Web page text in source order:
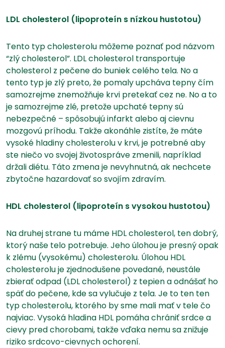
LDL cholesterol (lipoproteín s nízkou hustotou)
Tento typ cholesterolu môžeme poznať pod názvom
“zlý cholesterol”. LDL cholesterol transportuje
cholesterol z pečene do buniek celého tela. No a
tento typ je zlý preto, že pomaly upcháva tepny čím
samozrejme znemožňuje krvi pretekať cez ne. No a to
je samozrejme zlé, pretože upchaté tepny sú
nebezpečné – spôsobujú infarkt alebo aj cievnu
mozgovú príhodu. Takže akonáhle zistíte, že máte
vysoké hladiny cholesterolu v krvi, je potrebné aby
ste niečo vo svojej životospráve zmenili, napríklad
držali diétu. Táto zmena je nevyhnutná, ak nechcete
zbytočne hazardovať so svojím zdravím.
HDL cholesterol (lipoproteín s vysokou hustotou)
Na druhej strane tu máme HDL cholesterol, ten dobrý,
ktorý naše telo potrebuje. Jeho úlohou je presný opak
k zlému (vysokému) cholesterolu. Úlohou HDL
cholesterolu je zjednodušene povedané, neustále
zbierať odpad (LDL cholesterol) z tepien a odnášať ho
späť do pečene, kde sa vylučuje z tela. Je to ten ten
typ cholesterolu, ktorého by sme mali mať v tele čo
najviac. Vysoká hladina HDL pomáha chrániť srdce a
cievy pred chorobami, takže vďaka nemu sa znižuje
riziko srdcovo-cievnych ochorení.